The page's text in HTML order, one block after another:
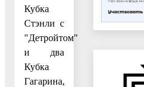
Кубка
Стэнли с
"Детройтом"
и два
Кубка
Гагарина,